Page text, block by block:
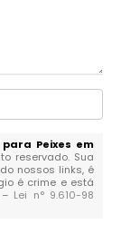
Peixes em
reservado. Sua
nossos links, é
é crime e está
Lei n° 9.610-98